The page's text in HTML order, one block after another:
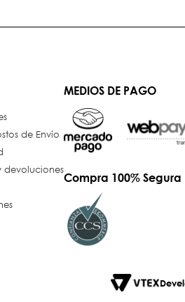
de Envío
devoluciones
MEDIOS DE PAGO
Compra 100% Segura